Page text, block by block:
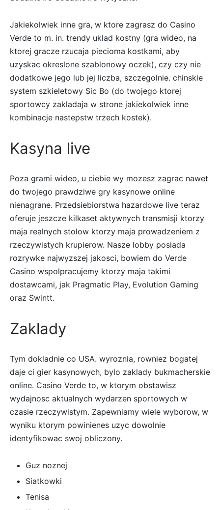
Jakiekolwiek inne gra, w ktore zagrasz do Casino
Verde to m. in. trendy uklad kostny (gra wideo, na
ktorej gracze rzucaja piecioma kostkami, aby
uzyskac okreslone szablonowy oczek), czy czy nie
dodatkowe jego lub jej liczba, szczegolnie. chinskie
system szkieletowy Sic Bo (do twojego ktorej
sportowcy zakladaja w strone jakiekolwiek inne
kombinacje nastepstw trzech kostek).
Kasyna live
Poza grami wideo, u ciebie wy mozesz zagrac nawet
do twojego prawdziwe gry kasynowe online
nienagrane. Przedsiebiorstwa hazardowe live teraz
oferuje jeszcze kilkaset aktywnych transmisji ktorzy
maja realnych stolow ktorzy maja prowadzeniem z
rzeczywistych krupierow. Nasze lobby posiada
rozrywke najwyzszej jakosci, bowiem do Verde
Casino wspolpracujemy ktorzy maja takimi
dostawcami, jak Pragmatic Play, Evolution Gaming
oraz Swintt.
Zaklady
Tym dokladnie co USA. wyroznia, rowniez bogatej
daje ci gier kasynowych, bylo zaklady bukmacherskie
online. Casino Verde to, w ktorym obstawisz
wydajnosc aktualnych wydarzen sportowych w
czasie rzeczywistym. Zapewniamy wiele wyborow, w
wyniku ktorym powinienes uzyc dowolnie
identyfikowac swoj obliczony.
Guz noznej
Siatkowki
Tenisa